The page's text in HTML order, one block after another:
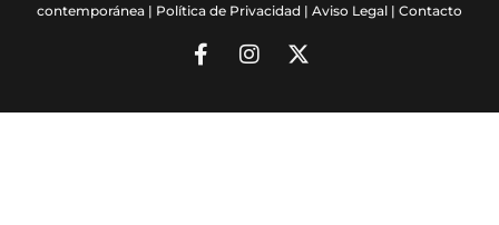
contemporánea | Política de Privacidad | Aviso Legal | Contacto